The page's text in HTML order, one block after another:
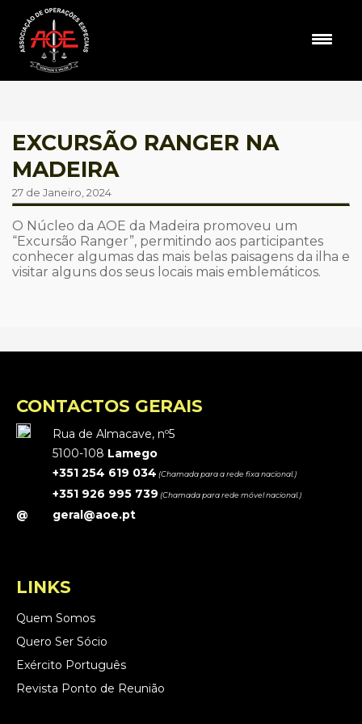
EXCURSÃO RANGER NA
MADEIRA
27 de Janeiro, 2024
O Núcleo da AOE da Madeira promoveu um
“Excursão Ranger”, permitindo aos participantes
conhecer algumas das mais belas paisagens da ilha e
visitar alguns dos seus locais mais emblemáticos.
CONTACTOS GERAIS
Rua de Almacave, nº5
5100-108 Lamego
+351 254 619 034 (Chamada para a rede fixa nacional.)
+351 926 995 739 (Chamada para rede móvel nacional.)
@ geral@aoe.pt
LINKS
Quem Somos
Quero Ser Sócio
Exército Português
Revista Ponto de Reunião